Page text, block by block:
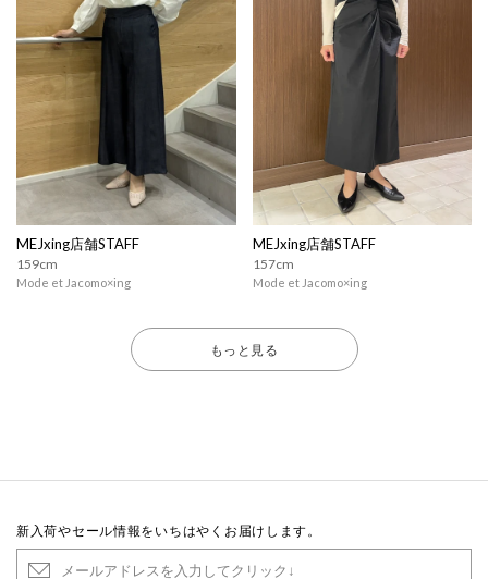
MEJxing店舗STAFF
159cm
Mode et Jacomo×ing
MEJxing店舗STAFF
157cm
Mode et Jacomo×ing
もっと見る
新入荷やセール情報をいちはやくお届けします。